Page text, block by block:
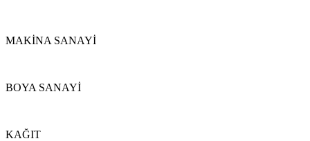
MAKİNA SANAYİ
BOYA SANAYİ
KAĞIT